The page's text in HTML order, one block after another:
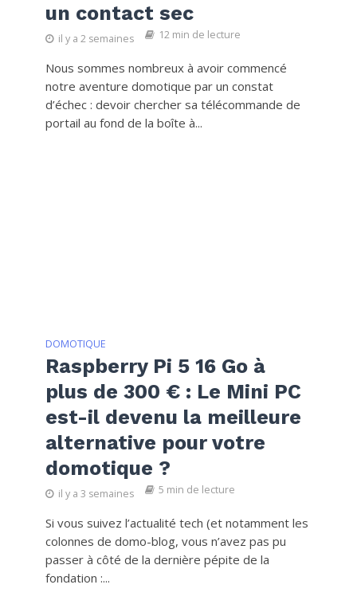
un contact sec
il y a 2 semaines 12 min de lecture
Nous sommes nombreux à avoir commencé
notre aventure domotique par un constat
d’échec : devoir chercher sa télécommande de
portail au fond de la boîte à...
DOMOTIQUE
Raspberry Pi 5 16 Go à
plus de 300 € : Le Mini PC
est-il devenu la meilleure
alternative pour votre
domotique ?
il y a 3 semaines 5 min de lecture
Si vous suivez l’actualité tech (et notamment les
colonnes de domo-blog, vous n’avez pas pu
passer à côté de la dernière pépite de la
fondation :...